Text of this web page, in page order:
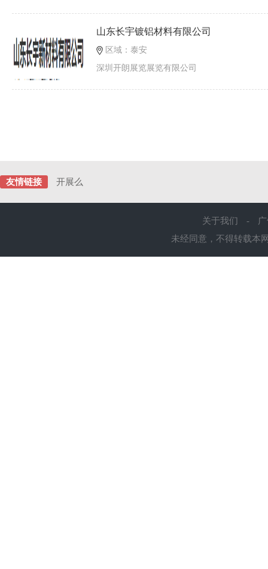
山东长宇镀铝材料有限公司
区域：泰安
深圳开朗展览展览有限公司
友情链接 开展么
关于我们 -
未经同意，不得转载本